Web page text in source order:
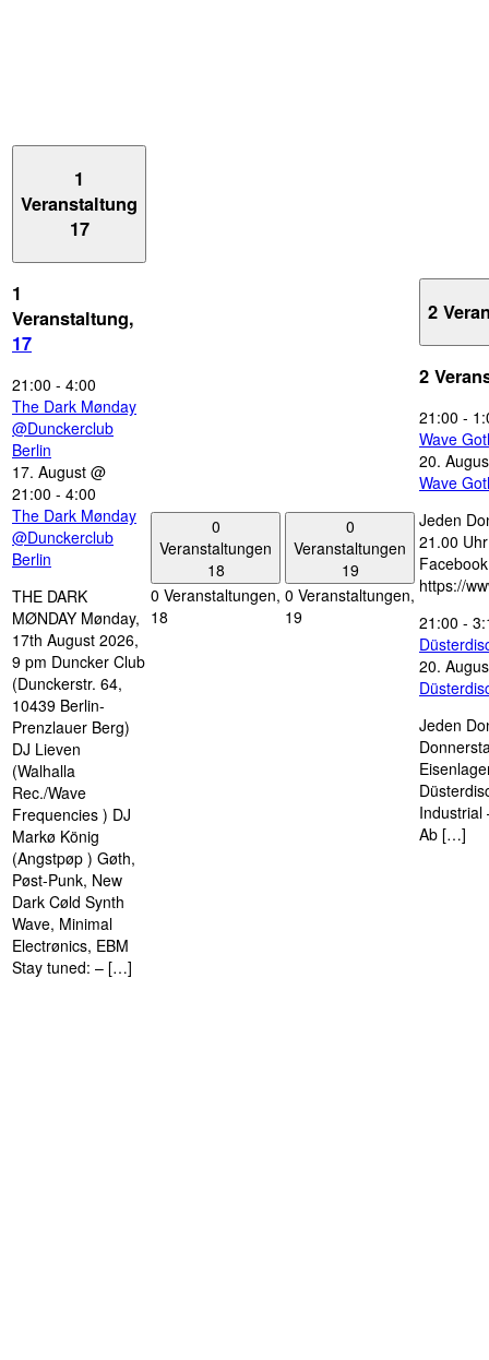
1
Veranstaltung
17
1
Veranstaltung,
17
21:00 - 4:00
The Dark Mønday
@Dunckerclub
Berlin
17. August @
21:00 - 4:00
The Dark Mønday
@Dunckerclub
Berlin
THE DARK
MØNDAY Mønday,
17th August 2026,
9 pm Duncker Club
(Dunckerstr. 64,
10439 Berlin-
Prenzlauer Berg)
DJ Lieven
(Walhalla
Rec./Wave
Frequencies ) DJ
Markø König
(Angstpøp ) Gøth,
Pøst-Punk, New
Dark Cøld Synth
Wave, Minimal
Electrønics, EBM
Stay tuned: – […]
0
Veranstaltungen
18
0 Veranstaltungen,
18
0
Veranstaltungen
19
0 Veranstaltungen,
19
2
2
21:00 -
Wave
20.
Wave
Jeden
21.00
https://
21:00 -
20.
Jeden
Industrial
Ab […]